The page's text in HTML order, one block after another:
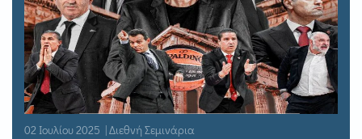
02 Ιουλίου 2025 | Διεθνή Σεμινάρια